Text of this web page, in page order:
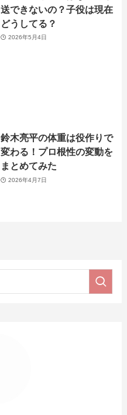
送できないの？子役は現在
どうしてる？
2026年5月4日
鈴木亮平の体重は役作りで
変わる！プロ根性の変動を
まとめてみた
2026年4月7日